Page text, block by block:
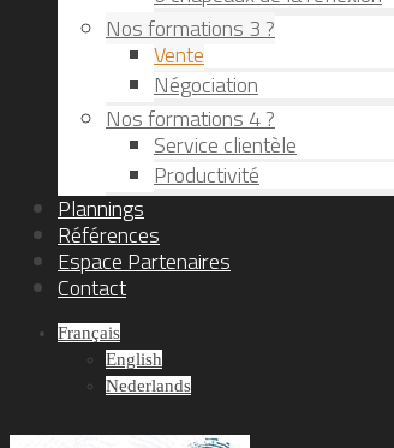
Nos formations 3 ?
Vente
Négociation
Nos formations 4 ?
Service clientèle
Productivité
Plannings
Références
Espace Partenaires
Contact
Français
English
Nederlands